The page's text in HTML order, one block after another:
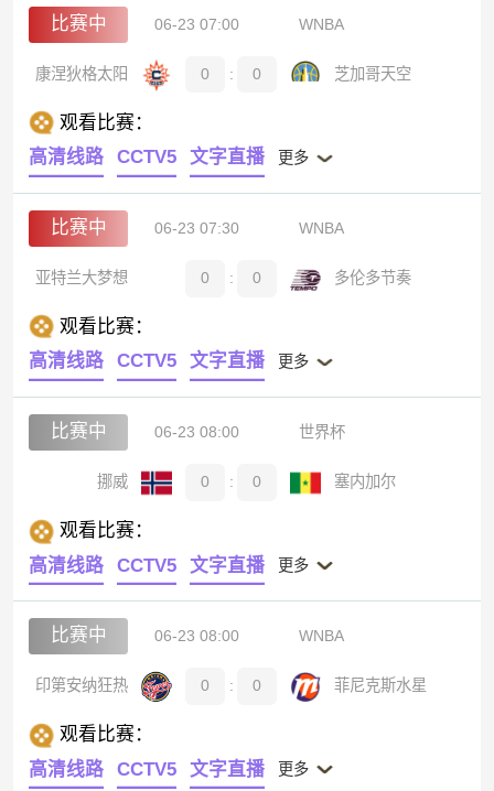
比赛中 06-23 07:00 WNBA
康涅狄格太阳 0 : 0 芝加哥天空
观看比赛：
高清线路
CCTV5 文字直播 更多
比赛中 06-23 07:30 WNBA
亚特兰大梦想 0 : 0 多伦多节奏
观看比赛：
高清线路
CCTV5 文字直播 更多
比赛中 06-23 08:00 世界杯
挪威 0 : 0 塞内加尔
观看比赛：
高清线路
CCTV5 文字直播 更多
比赛中 06-23 08:00 WNBA
印第安纳狂热 0 : 0 菲尼克斯水星
观看比赛：
高清线路
CCTV5 文字直播 更多